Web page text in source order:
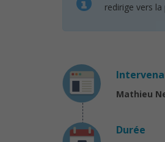
redirige vers
Mathieu
Durée